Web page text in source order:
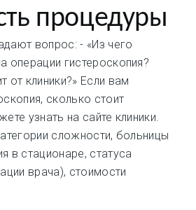
процедуры
вопрос: - «Из чего
операции гистероскопия?
от клиники?» Если вам
сколько стоит
узнать на сайте клиники.
сложности, больницы
в стационаре, статуса
врача), стоимости